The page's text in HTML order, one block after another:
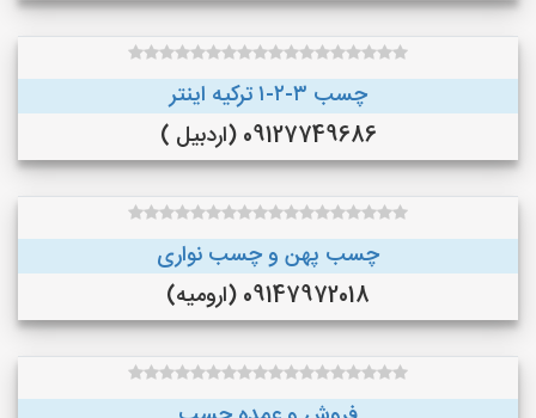
چسب ۳-۲-۱ ترکیه اینتر
09127749686 (اردبیل )
چسب پهن و چسب نواری
09147972018 (ارومیه)